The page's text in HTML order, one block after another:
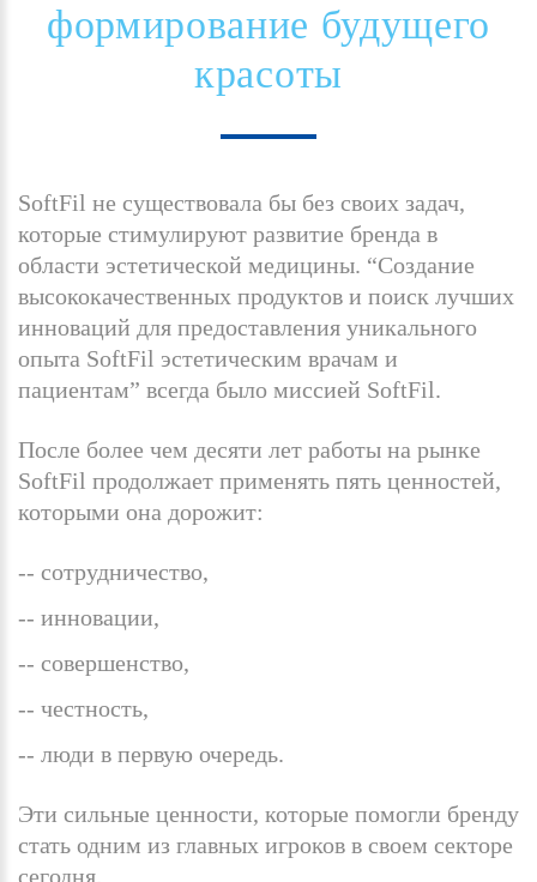
формирование будущего
красоты
SoftFil не существовала бы без своих задач,
которые стимулируют развитие бренда в
области эстетической медицины. “Создание
высококачественных продуктов и поиск лучших
инноваций для предоставления уникального
опыта SoftFil эстетическим врачам и
пациентам” всегда было миссией SoftFil.
После более чем десяти лет работы на рынке
SoftFil продолжает применять пять ценностей,
которыми она дорожит:
сотрудничество,
инновации,
совершенство,
честность,
люди в первую очередь.
Эти сильные ценности, которые помогли бренду
стать одним из главных игроков в своем секторе
сегодня.